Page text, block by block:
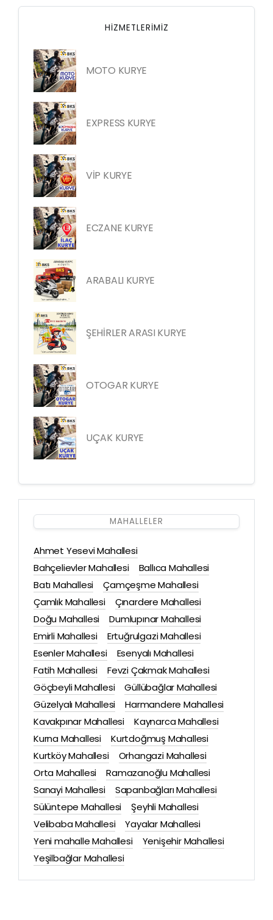
HIZMETLERIMIZ
MOTO KURYE
EXPRESS KURYE
VİP KURYE
ECZANE KURYE
ARABALI KURYE
ŞEHİRLER ARASI KURYE
OTOGAR KURYE
UÇAK KURYE
MAHALLELER
Ahmet Yesevi Mahallesi
Bahçelievler Mahallesi
Ballıca Mahallesi
Batı Mahallesi
Çamçeşme Mahallesi
Çamlık Mahallesi
Çınardere Mahallesi
Doğu Mahallesi
Dumlupınar Mahallesi
Emirli Mahallesi
Ertuğrulgazi Mahallesi
Esenler Mahallesi
Esenyalı Mahallesi
Fatih Mahallesi
Fevzi Çakmak Mahallesi
Göçbeyli Mahallesi
Güllübağlar Mahallesi
Güzelyalı Mahallesi
Harmandere Mahallesi
Kavakpınar Mahallesi
Kaynarca Mahallesi
Kurna Mahallesi
Kurtdoğmuş Mahallesi
Kurtköy Mahallesi
Orhangazi Mahallesi
Orta Mahallesi
Ramazanoğlu Mahallesi
Sanayi Mahallesi
Sapanbağları Mahallesi
Sülüntepe Mahallesi
Şeyhli Mahallesi
Velibaba Mahallesi
Yayalar Mahallesi
Yeni mahalle Mahallesi
Yenişehir Mahallesi
Yeşilbağlar Mahallesi